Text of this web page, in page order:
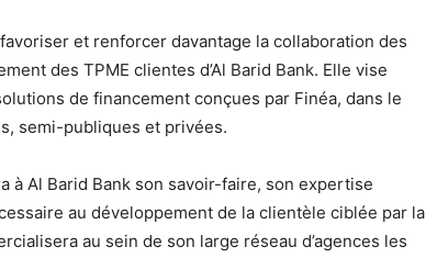
et renforcer davantage la collaboration des
des TPME clientes d’Al Barid Bank. Elle vise
de financement conçues par Finéa, dans le
semi-publiques et privées.
à Al Barid Bank son savoir-faire, son expertise
au développement de la clientèle ciblée par la
au sein de son large réseau d’agences les